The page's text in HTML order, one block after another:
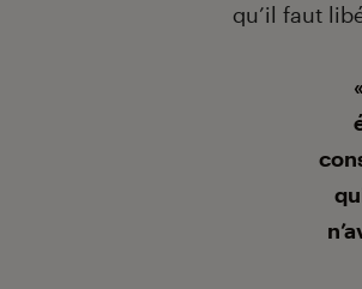
qu’il faut